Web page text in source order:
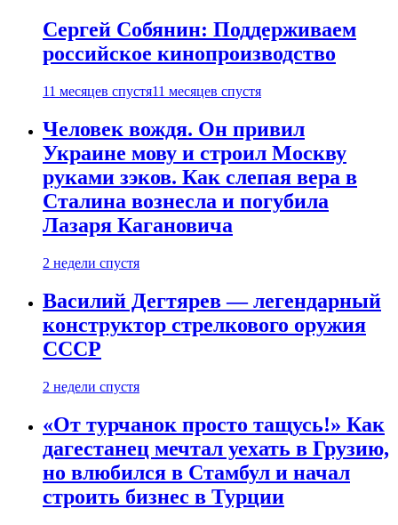
Сергей Собянин: Поддерживаем
российское кинопроизводство
11 месяцев спустя11 месяцев спустя
Человек вождя. Он привил
Украине мову и строил Москву
руками зэков. Как слепая вера в
Сталина вознесла и погубила
Лазаря Кагановича
2 недели спустя
Василий Дегтярев — легендарный
конструктор стрелкового оружия
СССР
2 недели спустя
«От турчанок просто тащусь!» Как
дагестанец мечтал уехать в Грузию,
но влюбился в Стамбул и начал
строить бизнес в Турции